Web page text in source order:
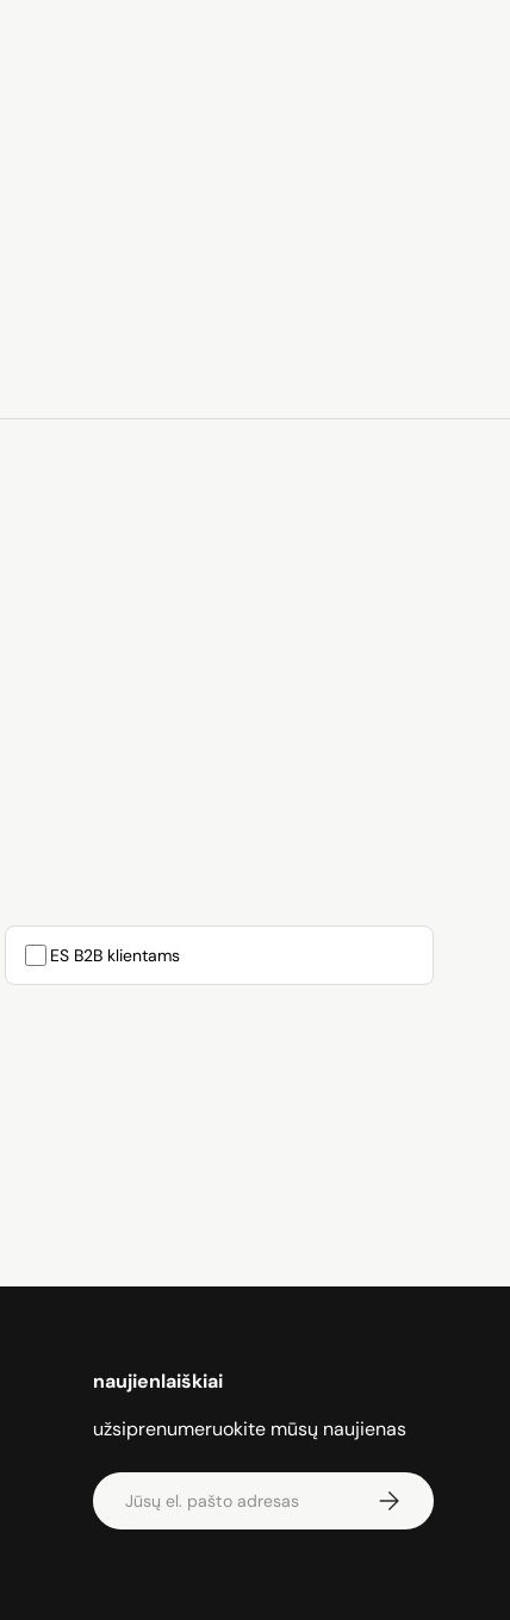
ES B2B klientams
naujienlaiškiai
užsiprenumeruokite mūsų naujienas
El. paštas Prenumeruoti